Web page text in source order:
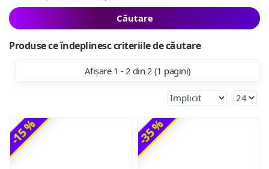
Căutare
Produse ce îndeplinesc criteriile de căutare
Afișare 1 - 2 din 2 (1 pagini)
-15 % -35 %